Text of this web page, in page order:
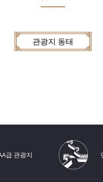
관광지 동태
급 관광지